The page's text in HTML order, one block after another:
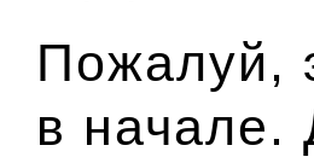
Пожалуй,
в начале.